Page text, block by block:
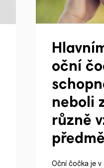
oční
neboli
různě
Oční čočka je